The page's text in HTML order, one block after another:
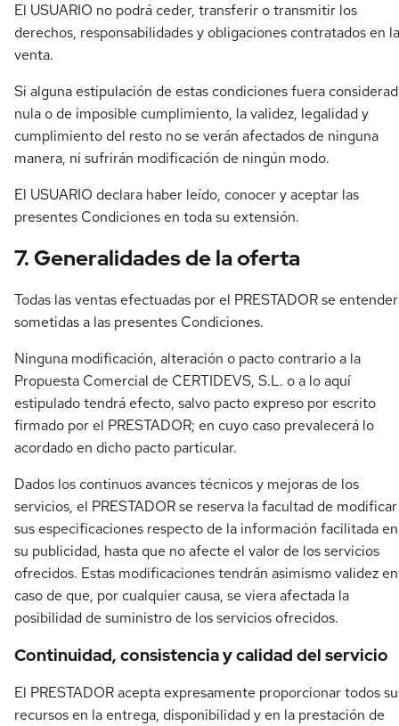
El USUARIO no podrá ceder, transferir o transmitir los
derechos, responsabilidades y obligaciones contratados en la
venta.
Si alguna estipulación de estas condiciones fuera
nula o de imposible cumplimiento, la validez, legalidad y
cumplimiento del resto no se verán afectados de ninguna
manera, ni sufrirán modificación de ningún modo.
El USUARIO declara haber leído, conocer y aceptar las
presentes Condiciones en toda su extensión.
7. Generalidades de la oferta
Todas las ventas efectuadas por el PRESTADOR se
sometidas a las presentes Condiciones.
Ninguna modificación, alteración o pacto contrario a la
Propuesta Comercial de CERTIDEVS, S.L. o a lo aquí
estipulado tendrá efecto, salvo pacto expreso por escrito
firmado por el PRESTADOR; en cuyo caso prevalecerá lo
acordado en dicho pacto particular.
Dados los continuos avances técnicos y mejoras de los
servicios, el PRESTADOR se reserva la facultad de modificar
sus especificaciones respecto de la información facilitada en
su publicidad, hasta que no afecte el valor de los servicios
ofrecidos. Estas modificaciones tendrán asimismo validez en
caso de que, por cualquier causa, se viera afectada la
posibilidad de suministro de los servicios ofrecidos.
Continuidad, consistencia y calidad del servicio
El PRESTADOR acepta expresamente proporcionar todos
recursos en la entrega, disponibilidad y en la prestación de